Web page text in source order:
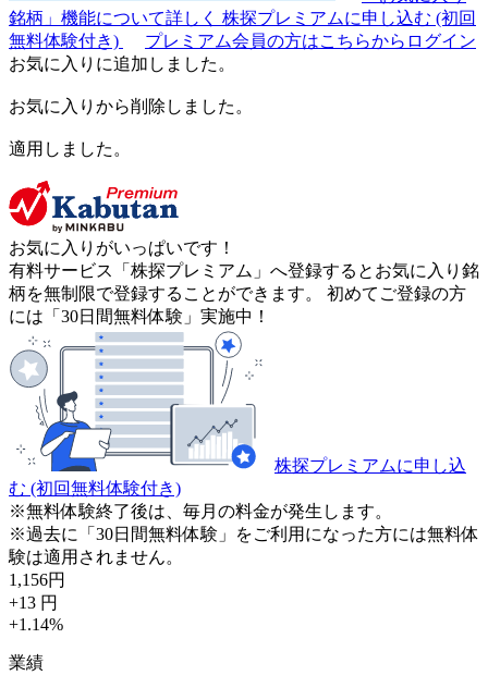
銘柄」機能について詳しく 株探プレミアムに申し込む (初回
無料体験付き)
プレミアム会員の方はこちらからログイン
お気に入りに追加しました。
お気に入りから削除しました。
適用しました。
お気に入りがいっぱいです！
有料サービス「株探プレミアム」へ登録するとお気に入り銘
柄を無制限で登録することができます。 初めてご登録の方
には「30日間無料体験」実施中！
株探プレミアムに申し込
む (初回無料体験付き)
※無料体験終了後は、毎月の料金が発生します。
※過去に「30日間無料体験」をご利用になった方には無料体
験は適用されません。
1,156円
+13 円
+1.14%
業績